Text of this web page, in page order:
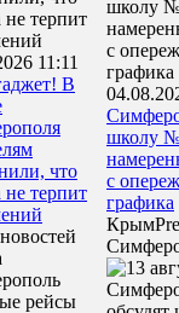
11:11
В
что
не терпит
школу
с
графика